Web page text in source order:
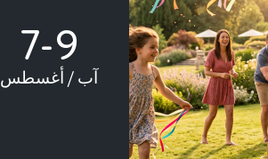
7-9
آب / أغسطس